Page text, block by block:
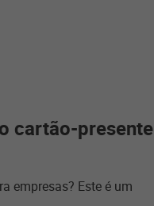
cartão-presente
empresas? Este é um